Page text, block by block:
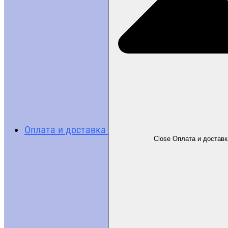
Оплата и доставка
Close Оплата и